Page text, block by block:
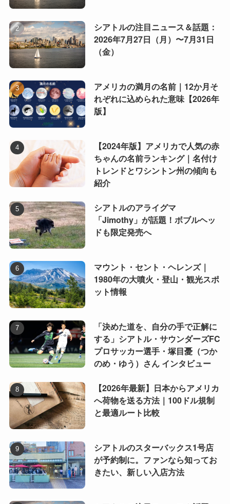
シアトルの注目ニュース＆話題：
2026年7月27日（月）〜7月31日
（金）
アメリカの満月の名前｜12か月そ
れぞれに込められた意味【2026年
版】
【2024年版】アメリカで人気の赤
ちゃんの名前ランキング｜名付け
トレンドとワシントン州の傾向も
紹介
シアトルのアライグマ
「Jimothy」が話題！ボブルヘッ
ドも限定発売へ
マウント・セント・ヘレンズ｜
1980年の大噴火・登山・観光スポ
ット情報
「決めた道を、自分の手で正解に
する」シアトル・サウンダーズFC
プロサッカー選手・塚目憂（つか
のめ・ゆう）さん インタビュー
【2026年最新】日本からアメリカ
へ荷物を送る方法｜100ドル規制
と最適ルート比較
シアトルのスターバックス1号店
が予約制に。ファンなら知ってお
きたい、新しい入店方法